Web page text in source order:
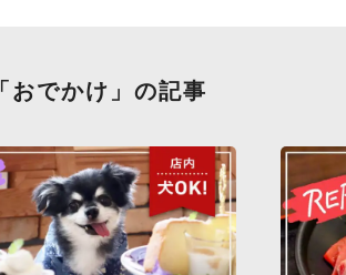
「おでかけ」の記事